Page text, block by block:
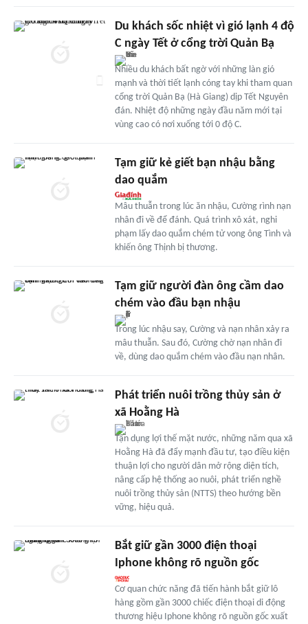
Du khách sốc nhiệt vì gió lạnh 4 độ
C ngày Tết ở cổng trời Quản Bạ
Nhiều du khách bất ngờ với những làn gió
mạnh và thời tiết lạnh cóng tay khi tham quan
cổng trời Quản Bạ (Hà Giang) dịp Tết Nguyên
đán. Nhiệt độ những ngày đầu năm mới tại
vùng cao có nơi xuống tới 0 độ C.
Tạm giữ kẻ giết bạn nhậu bằng
dao quắm
Mâu thuẫn trong lúc ăn nhậu, Cường rình nạn
nhân đi về để đánh. Quá trình xô xát, nghi
phạm lấy dao quắm chém tử vong ông Tình và
khiến ông Thịnh bị thương.
Tạm giữ người đàn ông cầm dao
chém vào đầu bạn nhậu
Trong lúc nhậu say, Cường và nạn nhân xảy ra
mâu thuẫn. Sau đó, Cường chờ nạn nhân đi
về, dùng dao quắm chém vào đầu nạn nhân.
Phát triển nuôi trồng thủy sản ở
xã Hoằng Hà
Tận dụng lợi thế mặt nước, những năm qua xã
Hoằng Hà đã đẩy mạnh đầu tư, tạo điều kiện
thuận lợi cho người dân mở rộng diện tích,
nâng cấp hệ thống ao nuôi, phát triển nghề
nuôi trồng thủy sản (NTTS) theo hướng bền
vững, hiệu quả.
Bắt giữ gần 3000 điện thoại
Iphone không rõ nguồn gốc
Cơ quan chức năng đã tiến hành bắt giữ lô
hàng gồm gần 3000 chiếc điện thoại di động
thương hiệu Iphone không rõ nguồn gốc xuất